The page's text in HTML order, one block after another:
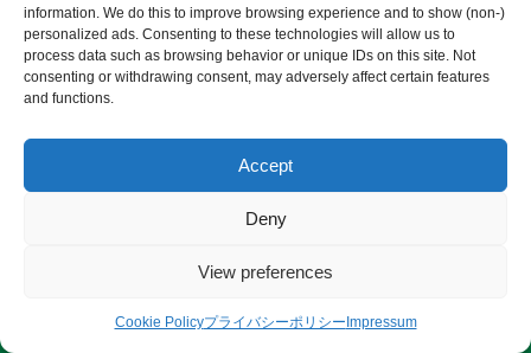
information. We do this to improve browsing experience and to show (non-)
personalized ads. Consenting to these technologies will allow us to
process data such as browsing behavior or unique IDs on this site. Not
consenting or withdrawing consent, may adversely affect certain features
and functions.
Accept
Deny
View preferences
Cookie Policyプライバシーポリシー Impressum
ィ！フィルストとユングフラウヨッホ